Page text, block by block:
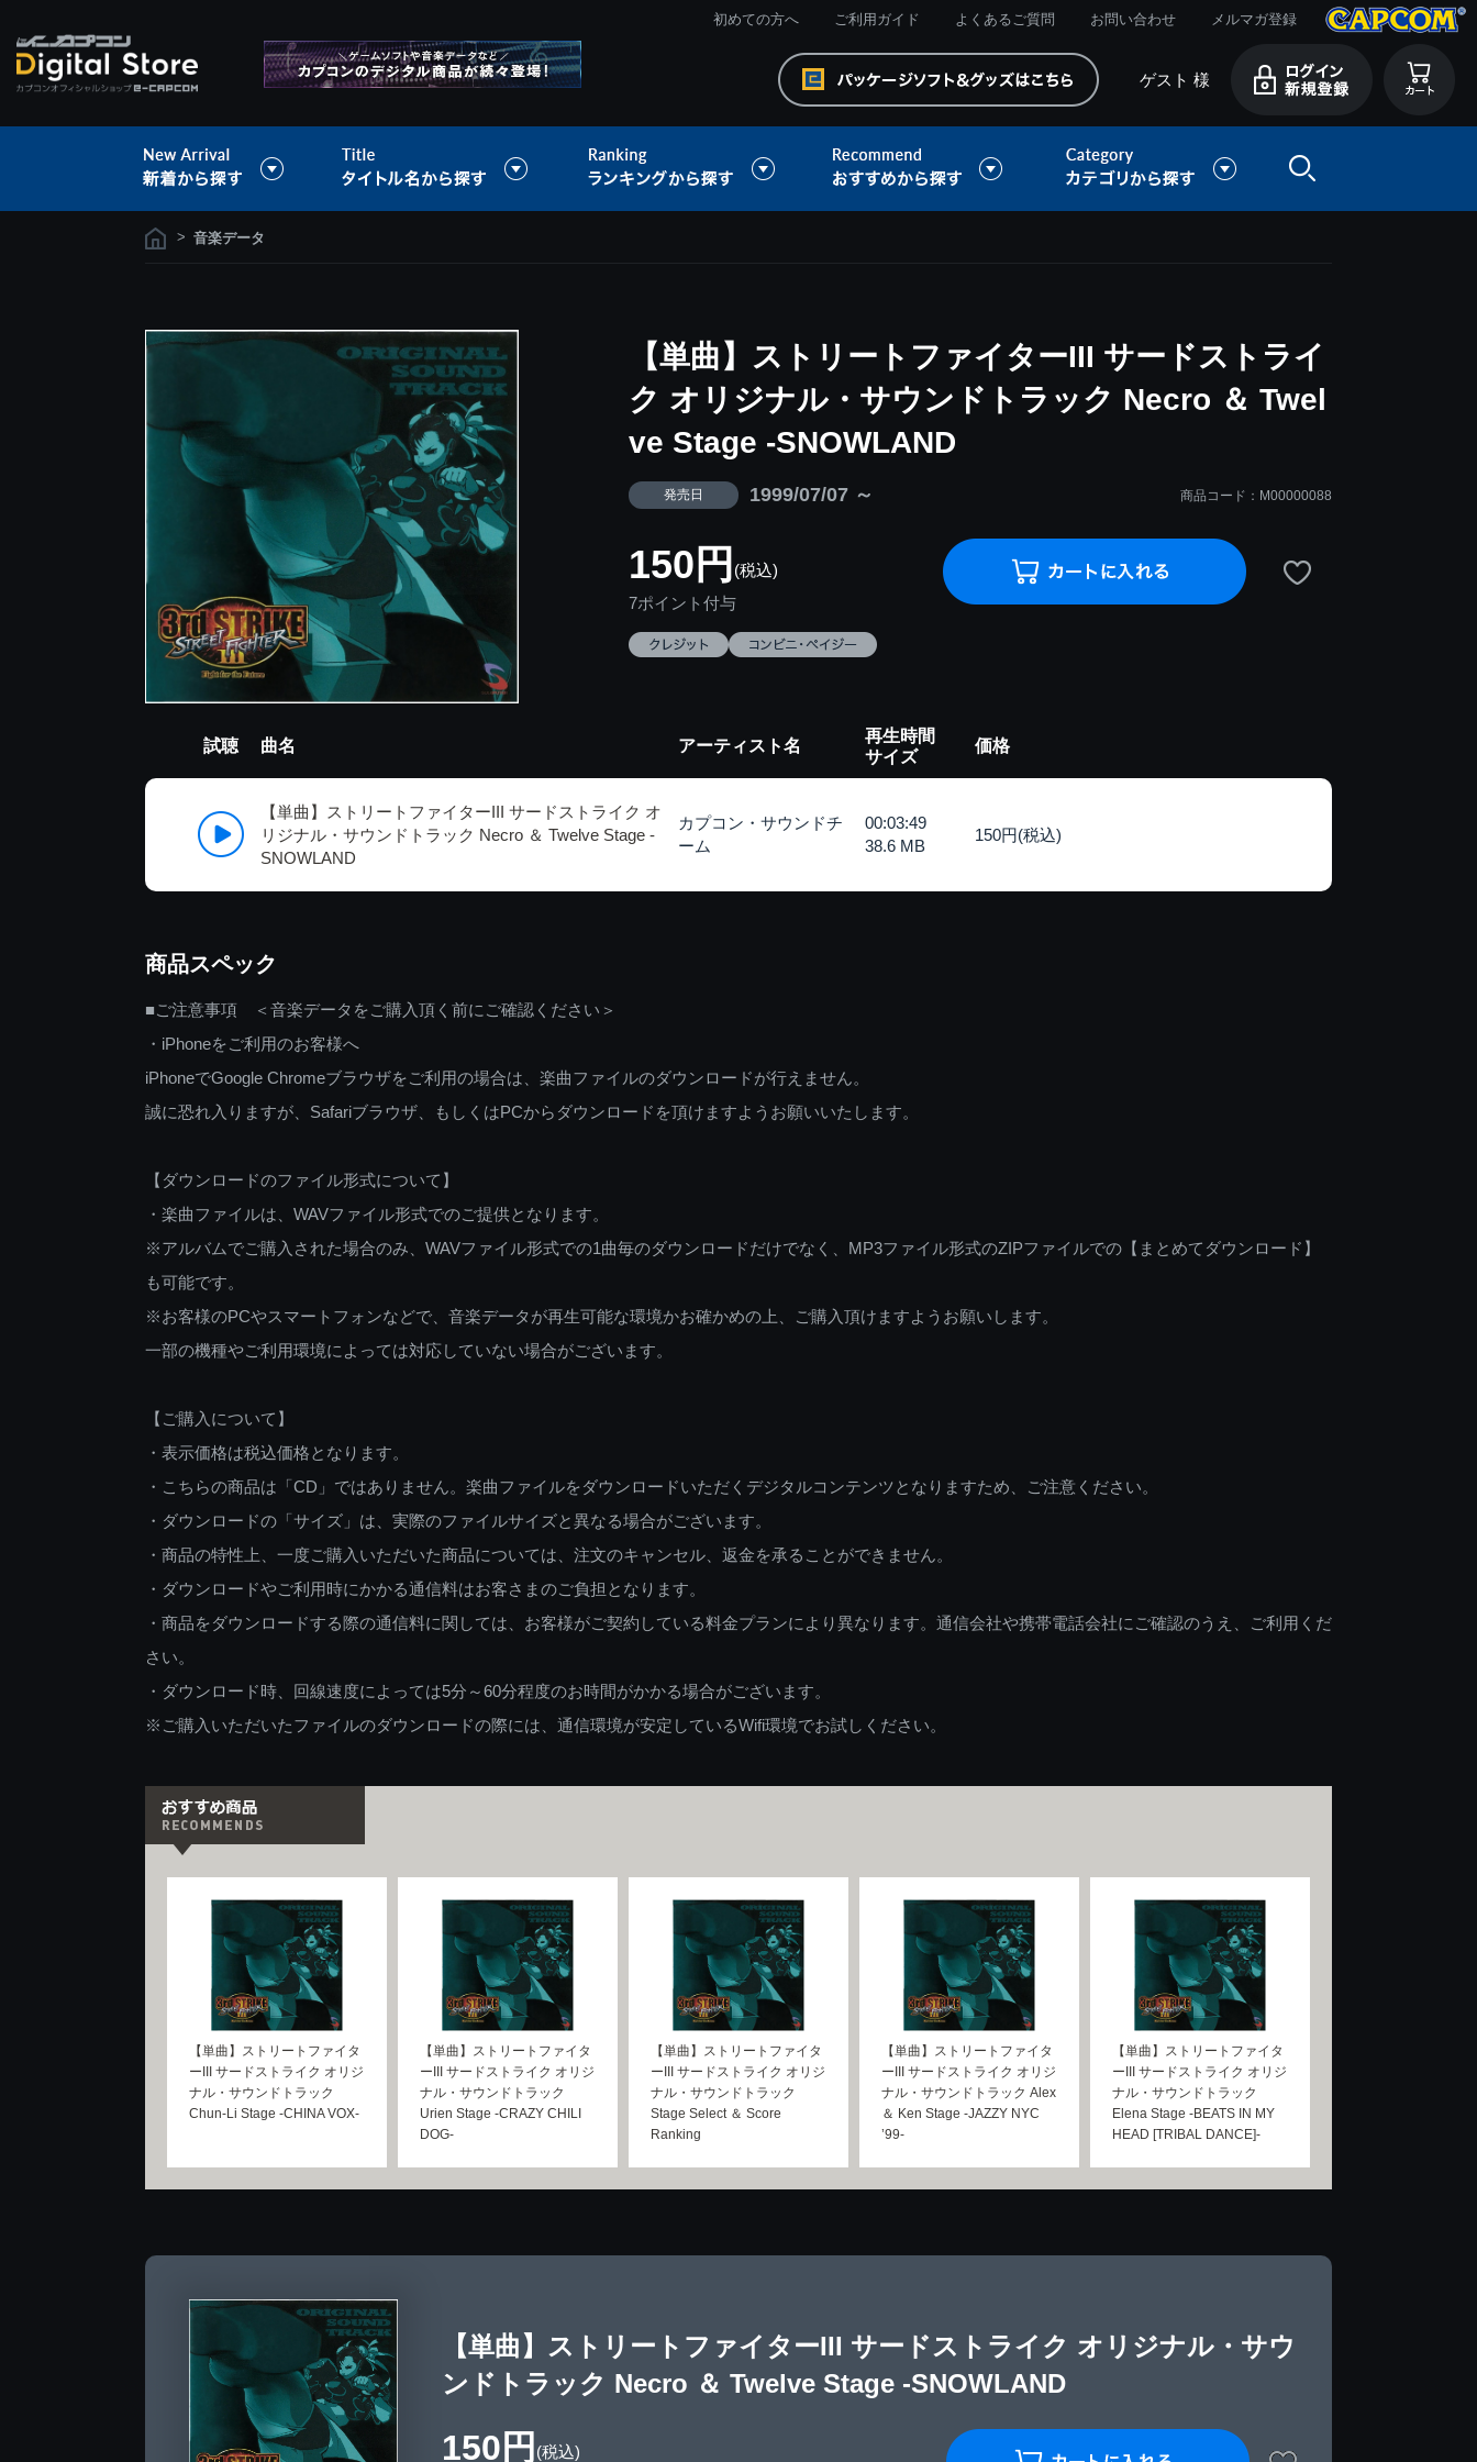
初めての方へ ご利用ガイド よくあるご質問 お問い合わせ メルマガ登録
ゲスト 様
> 音楽データ
【単曲】ストリートファイターIII サードストライ
ク オリジナル・サウンドトラック Necro ＆ Twel
ve Stage -SNOWLAND
発売日 1999/07/07 ～ 商品コード：M00000088
150円 (税込)
7ポイント付与
試聴 曲名 アーティスト名
再生時間
サイズ
価格
【単曲】ストリートファイターIII サードストライク オ
リジナル・サウンドトラック Necro ＆ Twelve Stage -
SNOWLAND
カプコン・サウンドチ
ーム
00:03:49
38.6 MB
150円(税込)
商品スペック
■ご注意事項 ＜音楽データをご購入頂く前にご確認ください＞
・iPhoneをご利用のお客様へ
iPhoneでGoogle Chromeブラウザをご利用の場合は、楽曲ファイルのダウンロードが行えません。
誠に恐れ入りますが、Safariブラウザ、もしくはPCからダウンロードを頂けますようお願いいたします。
【ダウンロードのファイル形式について】
・楽曲ファイルは、WAVファイル形式でのご提供となります。
※アルバムでご購入された場合のみ、WAVファイル形式での1曲毎のダウンロードだけでなく、MP3ファイル形式のZIPファイルでの【まとめてダウンロード】
も可能です。
※お客様のPCやスマートフォンなどで、音楽データが再生可能な環境かお確かめの上、ご購入頂けますようお願いします。
一部の機種やご利用環境によっては対応していない場合がございます。
【ご購入について】
・表示価格は税込価格となります。
・こちらの商品は「CD」ではありません。楽曲ファイルをダウンロードいただくデジタルコンテンツとなりますため、ご注意ください。
・ダウンロードの「サイズ」は、実際のファイルサイズと異なる場合がございます。
・商品の特性上、一度ご購入いただいた商品については、注文のキャンセル、返金を承ることができません。
・ダウンロードやご利用時にかかる通信料はお客さまのご負担となります。
・商品をダウンロードする際の通信料に関しては、お客様がご契約している料金プランにより異なります。通信会社や携帯電話会社にご確認のうえ、ご利用くだ
さい。
・ダウンロード時、回線速度によっては5分～60分程度のお時間がかかる場合がございます。
※ご購入いただいたファイルのダウンロードの際には、通信環境が安定しているWifi環境でお試しください。
【単曲】ストリートファイタ
ーIII サードストライク オリジ
ナル・サウンドトラック
Chun-Li Stage -CHINA VOX-
【単曲】ストリートファイタ
ーIII サードストライク オリジ
ナル・サウンドトラック
Urien Stage -CRAZY CHILI
DOG-
【単曲】ストリートファイタ
ーIII サードストライク オリジ
ナル・サウンドトラック
Stage Select ＆ Score
Ranking
【単曲】ストリートファイタ
ーIII サードストライク オリジ
ナル・サウンドトラック Alex
＆ Ken Stage -JAZZY NYC
’99-
【単曲】ストリートファイタ
ーIII サードストライク オリジ
ナル・サウンドトラック
Elena Stage -BEATS IN MY
HEAD [TRIBAL DANCE]-
【単曲】ストリートファイターIII サードストライク オリジナル・サウ
ンドトラック Necro ＆ Twelve Stage -SNOWLAND
150円 (税込)